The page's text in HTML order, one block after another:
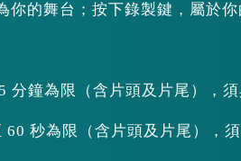
的舞台；按下錄製鍵，屬於你
分鐘為限（含片頭及片尾），須
秒為限（含片頭及片尾），